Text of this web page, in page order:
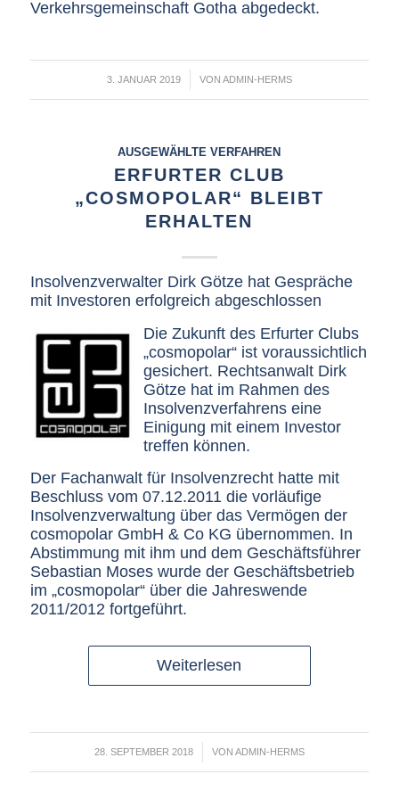
Verkehrsgemeinschaft Gotha abgedeckt.
3. JANUAR 2019
/ VON ADMIN-HERMS
AUSGEWÄHLTE VERFAHREN
ERFURTER CLUB
„COSMOPOLAR“ BLEIBT
ERHALTEN
Insolvenzverwalter Dirk Götze hat Gespräche
mit Investoren erfolgreich abgeschlossen
Die Zukunft des Erfurter Clubs
„cosmopolar“ ist voraussichtlich
gesichert. Rechtsanwalt Dirk
Götze hat im Rahmen des
Insolvenzverfahrens eine
Einigung mit einem Investor
treffen können.
Der Fachanwalt für Insolvenzrecht hatte mit
Beschluss vom 07.12.2011 die vorläufige
Insolvenzverwaltung über das Vermögen der
cosmopolar GmbH & Co KG übernommen. In
Abstimmung mit ihm und dem Geschäftsführer
Sebastian Moses wurde der Geschäftsbetrieb
im „cosmopolar“ über die Jahreswende
2011/2012 fortgeführt.
Weiterlesen
28. SEPTEMBER 2018
/ VON ADMIN-HERMS